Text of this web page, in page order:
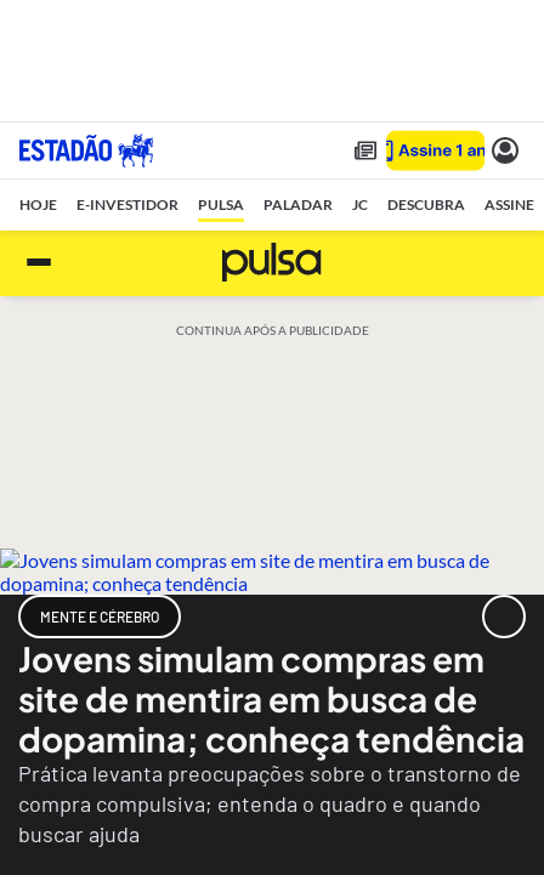
HOJE E-INVESTIDOR PULSA PALADAR JC DESCUBRA ASSINE
CONTINUA APÓS A PUBLICIDADE
MENTE E CÉREBRO
Jovens simulam compras em
site de mentira em busca de
dopamina; conheça tendência
Prática levanta preocupações sobre o transtorno de
compra compulsiva; entenda o quadro e quando
buscar ajuda